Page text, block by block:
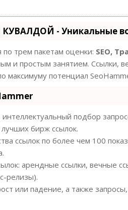
- Уникальные
по трем пакетам оценки: SEO,
и простым занятием. Ссылки,
максимуму потенциал
подбор
бирж ссылок.
ссылок по более чем 100
арендные ссылки, вечные
релизы).
или падение, а также